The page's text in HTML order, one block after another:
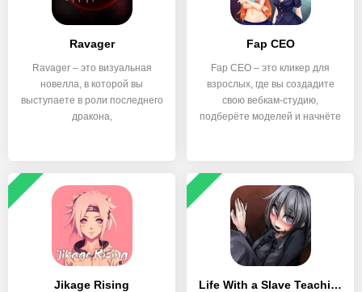
Ravager
Ravager – это визуальная
новелла, в которой вы
выступаете в роли последнего
дракона,
Fap CEO
Fap CEO – это кликер для
взрослых, где вы создадите
свою вебкам-студию,
подберёте моделей и начнёте
Jikage Rising Life With a Slave Teaching Feeling